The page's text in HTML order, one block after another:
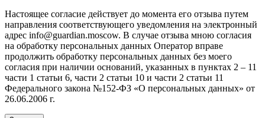
Настоящее согласие действует до момента его отзыва путем
направления соответствующего уведомления на электронный
адрес info@guardian.moscow. В случае отзыва мною согласия
на обработку персональных данных Оператор вправе
продолжить обработку персональных данных без моего
согласия при наличии оснований, указанных в пунктах 2 – 11
части 1 статьи 6, части 2 статьи 10 и части 2 статьи 11
Федерального закона №152-ФЗ «О персональных данных» от
26.06.2006 г.